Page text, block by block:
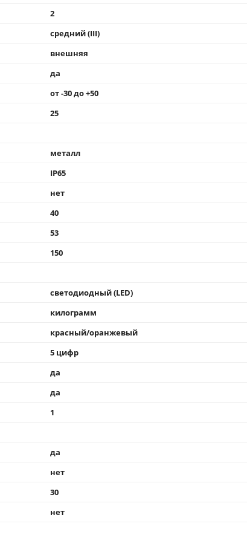
2
средний (III)
внешняя
да
от -30 до +50
25
металл
IP65
нет
40
53
150
светодиодный (LED)
килограмм
красный/оранжевый
5 цифр
да
да
1
да
нет
30
нет